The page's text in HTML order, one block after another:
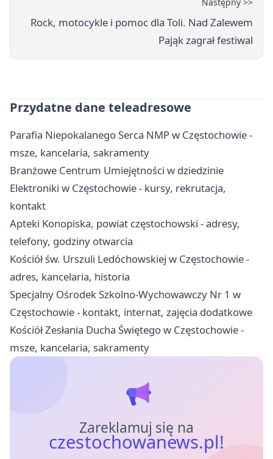
Rock, motocykle i pomoc dla Toli. Nad Zalewem
Pająk zagrał festiwal
Przydatne dane teleadresowe
Parafia Niepokalanego Serca NMP w Częstochowie -
msze, kancelaria, sakramenty
Branżowe Centrum Umiejętności w dziedzinie
Elektroniki w Częstochowie - kursy, rekrutacja,
kontakt
Apteki Konopiska, powiat częstochowski - adresy,
telefony, godziny otwarcia
Kościół św. Urszuli Ledóchowskiej w Częstochowie -
adres, kancelaria, historia
Specjalny Ośrodek Szkolno-Wychowawczy Nr 1 w
Częstochowie - kontakt, internat, zajęcia dodatkowe
Kościół Zesłania Ducha Świętego w Częstochowie -
msze, kancelaria, sakramenty
Zareklamuj się na
czestochowanews.pl!